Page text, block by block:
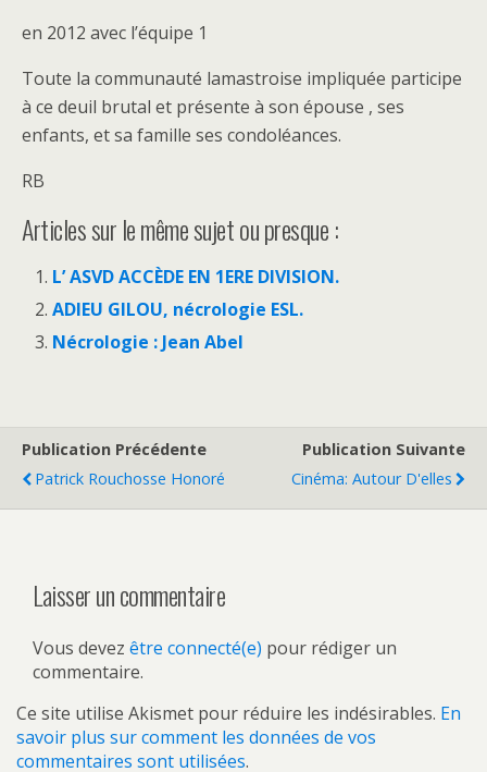
en 2012 avec l’équipe 1
Toute la communauté lamastroise impliquée participe
à ce deuil brutal et présente à son épouse , ses
enfants, et sa famille ses condoléances.
RB
Articles sur le même sujet ou presque :
L’ ASVD ACCÈDE EN 1ERE DIVISION.
ADIEU GILOU, nécrologie ESL.
Nécrologie : Jean Abel
Publication Précédente
Patrick Rouchosse Honoré
Publication Suivante
Cinéma: Autour D'elles
Laisser un commentaire
Vous devez être connecté(e) pour rédiger un
commentaire.
Ce site utilise Akismet pour réduire les indésirables. En
savoir plus sur comment les données de vos
commentaires sont utilisées.